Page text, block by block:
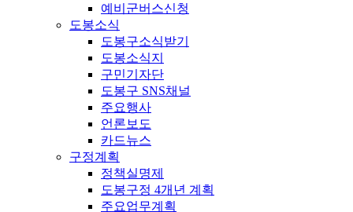
예비군버스신청
도봉소식
도봉구소식받기
도봉소식지
구민기자단
도봉구 SNS채널
주요행사
언론보도
카드뉴스
구정계획
정책실명제
도봉구정 4개년 계획
주요업무계획